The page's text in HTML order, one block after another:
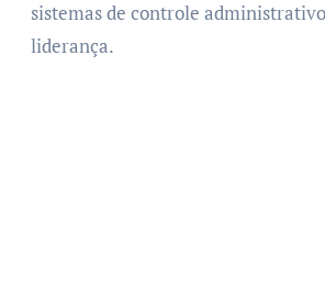
sistemas de controle
liderança.